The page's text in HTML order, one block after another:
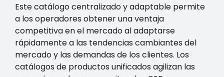
Este catálogo centralizado y adaptable permite
a los operadores obtener una ventaja
competitiva en el mercado al adaptarse
rápidamente a las tendencias cambiantes del
mercado y las demandas de los clientes. Los
catálogos de productos unificados agilizan las